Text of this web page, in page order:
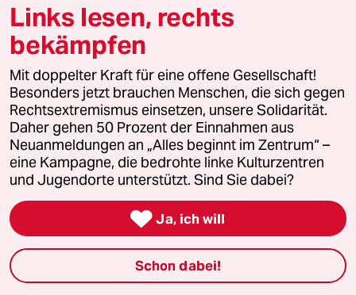
MikeyBln
28.02.2022, 18:15 Uhr
@95820 (Profil gelöscht):
"Was besseres als den Putin finden
wir überall" (Die Bremer
Stadtmusikanten)
95820 (Profil gelöscht)
28.02.2022,23:06 Uhr
@MikeyBln:
"Was besseres als den Putin finden
Links lesen, rechts
bekämpfen
Mit doppelter Kraft für eine offene Gesellschaft!
Besonders jetzt brauchen Menschen, die sich gegen
Rechtsextremismus einsetzen, unsere Solidarität.
Daher gehen 50 Prozent der Einnahmen aus
Neuanmeldungen an „Alles beginnt im Zentrum“ –
eine Kampagne, die bedrohte linke Kulturzentren
und Jugendorte unterstützt. Sind Sie dabei?
 Ja, ich will
Schon dabei!